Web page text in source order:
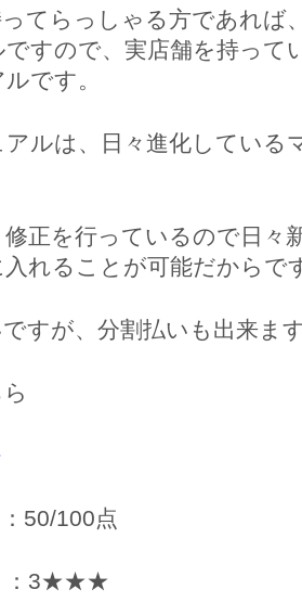
てらっしゃる方であれば
すので、実店舗を持って
です。
アルは、日々進化している
正を行っているので日々
入れることが可能だからで
すが、分割払いも出来ま
50/100点
：3★★★